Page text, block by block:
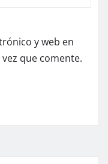
y web en
que comente.